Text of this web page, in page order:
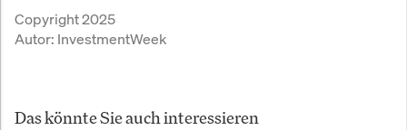
Copyright 2025
Autor: InvestmentWeek
Das könnte Sie auch interessieren